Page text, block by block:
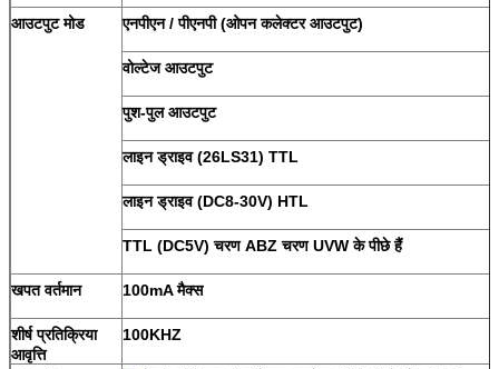
आउटपुट मोड एनपीएन / पीएनपी (ओपन कलेक्टर आउटपुट)
वोल्टेज आउटपुट
पुश-पुल आउटपुट
लाइन ड्राइव (26LS31) TTL
लाइन ड्राइव (DC8-30V) HTL
TTL (DC5V) चरण ABZ चरण UVW के पीछे हैं
खपत वर्तमान 100mA मैक्स
शीर्ष प्रतिक्रिया
आवृत्ति
100KHZ